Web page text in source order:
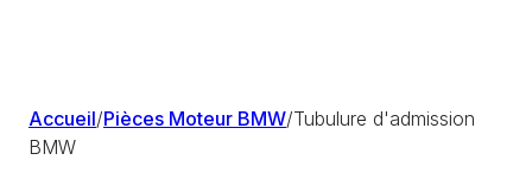
Accueil/Pièces Moteur BMW/Tubulure d'admission
BMW